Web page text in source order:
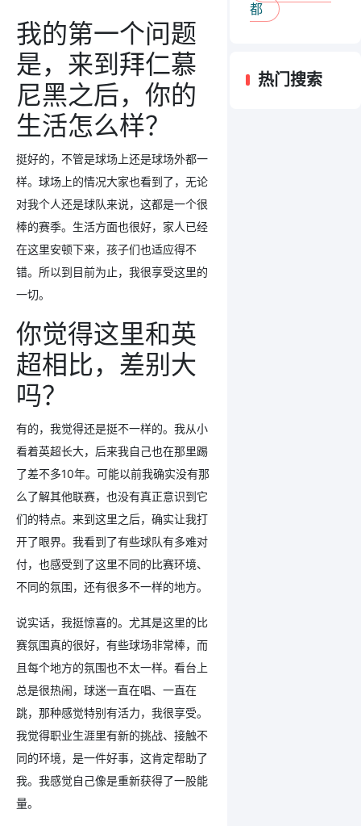
我的第一个问题
是，来到拜仁慕
尼黑之后，你的
生活怎么样？
挺好的，不管是球场上还是球场外都一
样。球场上的情况大家也看到了，无论
对我个人还是球队来说，这都是一个很
棒的赛季。生活方面也很好，家人已经
在这里安顿下来，孩子们也适应得不
错。所以到目前为止，我很享受这里的
一切。
你觉得这里和英
超相比，差别大
吗？
有的，我觉得还是挺不一样的。我从小
看着英超长大，后来我自己也在那里踢
了差不多10年。可能以前我确实没有那
么了解其他联赛，也没有真正意识到它
们的特点。来到这里之后，确实让我打
开了眼界。我看到了有些球队有多难对
付，也感受到了这里不同的比赛环境、
不同的氛围，还有很多不一样的地方。
说实话，我挺惊喜的。尤其是这里的比
赛氛围真的很好，有些球场非常棒，而
且每个地方的氛围也不太一样。看台上
总是很热闹，球迷一直在唱、一直在
跳，那种感觉特别有活力，我很享受。
我觉得职业生涯里有新的挑战、接触不
同的环境，是一件好事，这肯定帮助了
我。我感觉自己像是重新获得了一股能
量。
都
热门搜索